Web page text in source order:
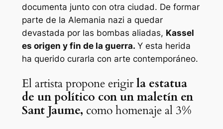
documenta junto con otra ciudad. De formar
parte de la Alemania nazi a quedar
devastada por las bombas aliadas, Kassel
es origen y fin de la guerra. Y esta herida
ha querido curarla con arte contemporáneo.
El artista propone erigirla estatua
de un político con un maletín en
Sant Jaume, como homenaje al 3%